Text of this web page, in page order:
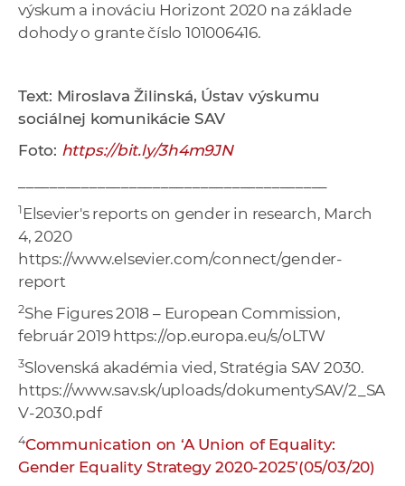
výskum a inováciu Horizont 2020 na základe
dohody o grante číslo 101006416.
Text: Miroslava Žilinská, Ústav výskumu
sociálnej komunikácie SAV
Foto: https://bit.ly/3h4m9JN
1 Elsevier's reports on gender in research, March
4, 2020
https://www.elsevier.com/connect/gender-
report
2She Figures 2018 – European Commission,
február 2019 https://op.europa.eu/s/oLTW
3Slovenská akadémia vied, Stratégia SAV 2030.
https://www.sav.sk/uploads/dokumentySAV/2_SA
V-2030.pdf
4Communication on ‘A Union of Equality:
Gender Equality Strategy 2020-2025’(05/03/20)